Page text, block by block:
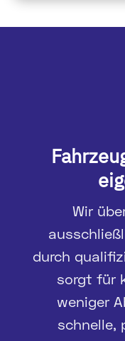
Wir
durch
sorgt für
weniger
schnelle,